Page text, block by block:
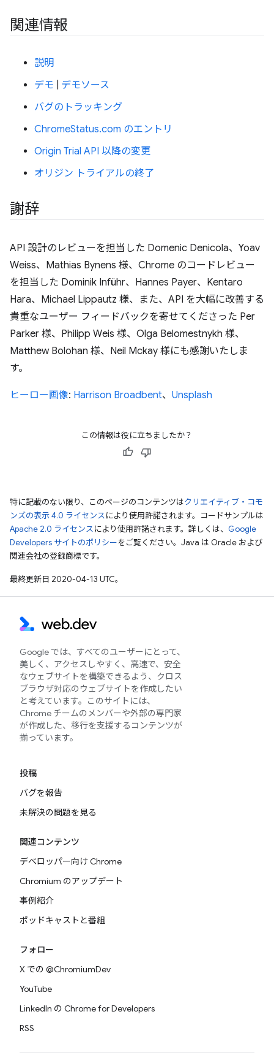
関連情報
説明
デモ
デモソース
バグのトラッキング
ChromeStatus.com のエントリ
Origin Trial API 以降の変更
オリジン トライアルの終了
謝辞
API 設計のレビューを担当した Domenic Denicola、Yoav
Weiss、Mathias Bynens 様、Chrome のコードレビュー
を担当した Dominik Inführ、Hannes Payer、Kentaro
Hara、Michael Lippautz 様、また、API を大幅に改善する
貴重なユーザー フィードバックを寄せてくださった Per
Parker 様、Philipp Weis 様、Olga Belomestnykh 様、
Matthew Bolohan 様、Neil Mckay 様にも感謝いたしま
す。
ヒーロー画像: Harrison Broadbent、 Unsplash
この情報は役に立ちましたか？
特に記載のない限り、このページのコンテンツはクリエイティブ・コモ
ンズの表示 4.0 ライセンスにより使用許諾されます。コードサンプルは
Apache 2.0 ライセンスにより使用許諾されます。詳しくは、 Google
Developers サイトのポリシーをご覧ください。Java は Oracle および
関連会社の登録商標です。
最終更新日 2020-04-13 UTC。
Google では、すべてのユーザーにとって、
美しく、アクセスしやすく、高速で、安全
なウェブサイトを構築できるよう、クロス
ブラウザ対応のウェブサイトを作成したい
と考えています。このサイトには、
Chrome チームのメンバーや外部の専門家
が作成した、移行を支援するコンテンツが
揃っています。
投稿
バグを報告
未解決の問題を見る
関連コンテンツ
デベロッパー向け Chrome
Chromium のアップデート
事例紹介
ポッドキャストと番組
フォロー
X での @ChromiumDev
YouTube
LinkedIn の Chrome for Developers
RSS